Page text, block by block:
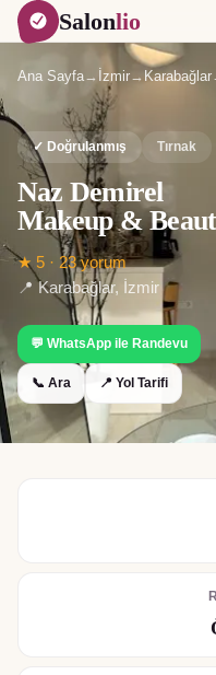
Salonlio
Ana Sayfa→ İzmir→ Karabağlar
✓ Doğrulanmış Tırnak
Naz Demirel
Makeup &
★ 5 · 23yorum
📍 Karabağlar, İzmir
💬 WhatsApp ile Randevu
📞 Ara 📍 Yol Tarifi